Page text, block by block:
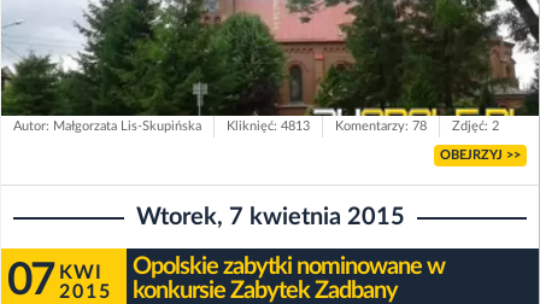
Autor: Małgorzata Lis-Skupińska Kliknięć: 4813 Komentarzy: 78 Zdjęć: 2
OBEJRZYJ >>
Wtorek, 7 kwietnia 2015
07 KWI
2015
Opolskie zabytki nominowane w
konkursie Zabytek Zadbany